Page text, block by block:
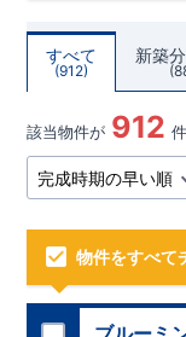
すべて
912
新築
該当物件が 912
物件をすべて